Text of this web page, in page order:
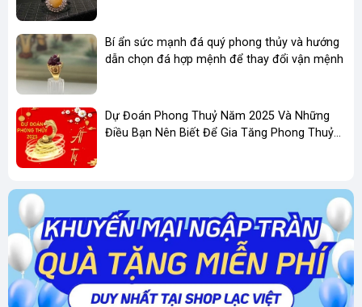
suốt khác nhau, từ trong suốt đến mờ đục.
Ngọc trong suốt thường có giá trị cao hơn.
Ý nghĩa phong thủy
Biểu tượng của sự trường tồn:
của Ngọc Tụ Nham tượng trưng cho sự sống,
sự phát triển và sự trường tồn.
Mang lại sức khỏe
là có khả năng cân bằng năng lượng trong cơ
thể, giúp cải thiện sức khỏe và tăng cường hệ
miễn dịch.
Tăng cường may mắn: Ngọc Tụ Nham được
xem là viên đá của may mắn, mang lại tài lộc
Bí ẩn sức mạnh đá quý phong thủy và hướng
dẫn chọn đá hợp mệnh để thay đổi vận mệnh
Dự Đoán Phong Thuỷ Năm 2025 Và Những
Điều Bạn Nên Biết Để Gia Tăng Phong Thuỷ